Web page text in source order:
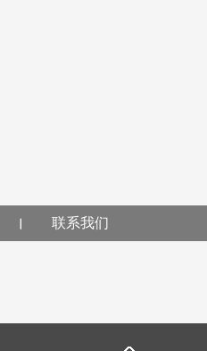
联系我们